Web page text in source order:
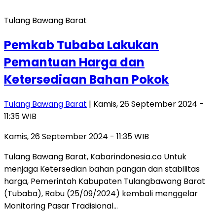
Tulang Bawang Barat
Pemkab Tubaba Lakukan
Pemantuan Harga dan
Ketersediaan Bahan Pokok
Tulang Bawang Barat | Kamis, 26 September 2024 -
11:35 WIB
Kamis, 26 September 2024 - 11:35 WIB
Tulang Bawang Barat, Kabarindonesia.co Untuk
menjaga Ketersedian bahan pangan dan stabilitas
harga, Pemerintah Kabupaten Tulangbawang Barat
(Tubaba), Rabu (25/09/2024) kembali menggelar
Monitoring Pasar Tradisional…